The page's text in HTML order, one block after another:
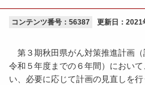
コンテンツ番号：56387 更新日： 2021
第３期秋田県がん対策推進計画
令和５年度までの６年間）におい
い、必要に応じて計画の見直しを